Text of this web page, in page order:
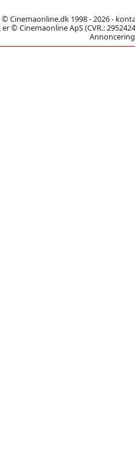
© Cinemaonline.dk 1998 - 2026 -
© Cinemaonline ApS (CVR.: